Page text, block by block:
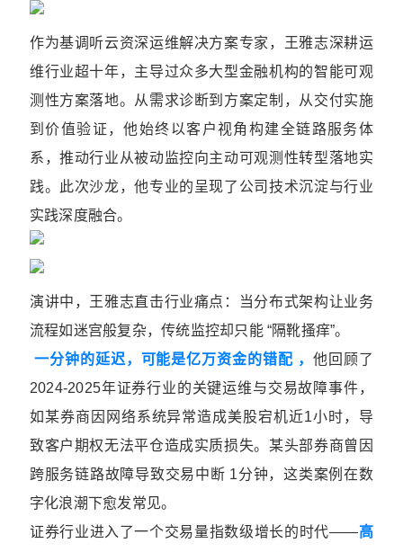
作为基调听云资深运维解决方案专家，王雅志深耕运
维行业超十年，主导过众多大型金融机构的智能可观
测性方案落地。从需求诊断到方案定制，从交付实施
到价值验证，他始终以客户视角构建全链路服务体
系，推动行业从被动监控向主动可观测性转型落地实
践。此次沙龙，他专业的呈现了公司技术沉淀与行业
实践深度融合。
演讲中，王雅志直击行业痛点：当分布式架构让业务
流程如迷宫般复杂，传统监控却只能 “隔靴搔痒”。
一分钟的延迟，可能是亿万资金的错配 ， 他回顾了
2024-2025年证券行业的关键运维与交易故障事件，
如某券商因网络系统异常造成美股宕机近1小时，导
致客户期权无法平仓造成实质损失。某头部券商曾因
跨服务链路故障导致交易中断 1分钟，这类案例在数
字化浪潮下愈发常见。
证券行业进入了一个交易量指数级增长的时代——高